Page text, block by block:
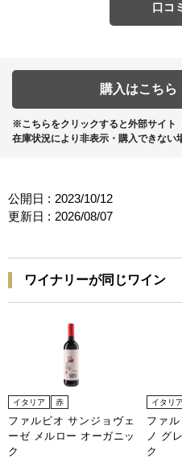
口コ
購入はこちら
※こちらをクリックすると外部サイト
在庫状況により非表示・購入できない
公開日 : 2023/10/12
更新日 : 2026/08/07
ワイナリーが同じワイン
イタリア 赤
ファルビオ サンジョヴェ
ーゼ メルロー オーガニッ
ク
イタリア
ファ
ノ グ
ク